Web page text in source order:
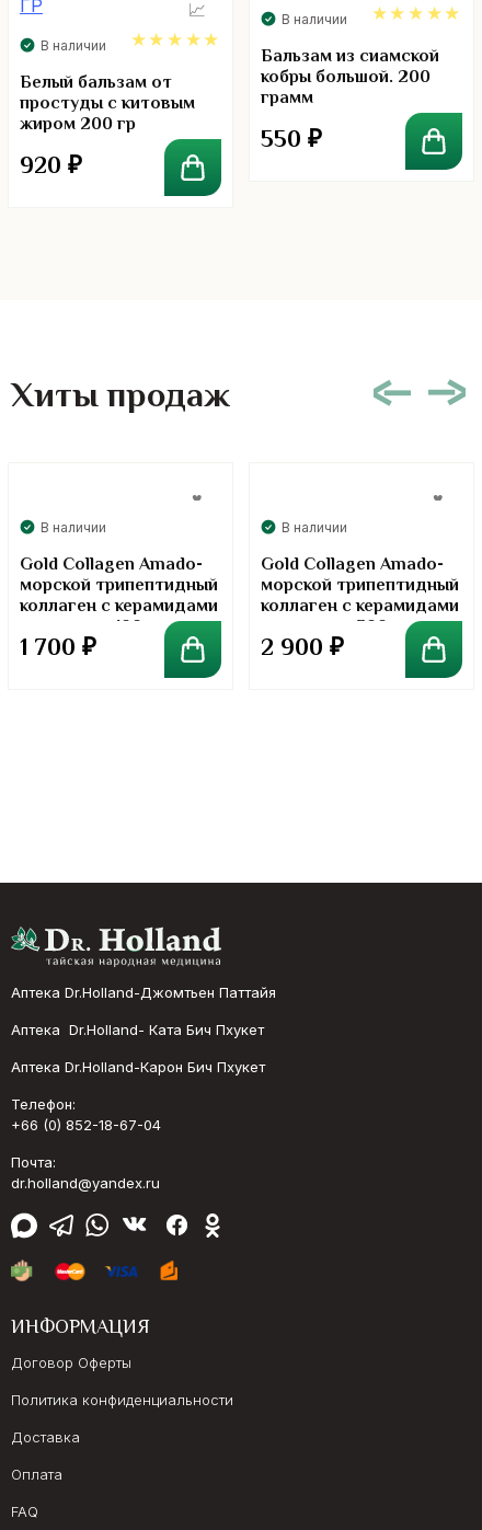
В наличии
5.00
Белый бальзам от
простуды с китовым
жиром 200 гр
920 ₽
В наличии
5.00
Бальзам из сиамской
кобры большой. 200
грамм
550 ₽
Хиты продаж
В наличии
Gold Collagen Amado-
морской трипептидный
коллаген с керамидами
в порошке. 100 грамм
1 700 ₽
В наличии
Gold Collagen Amado-
морской трипептидный
коллаген с керамидами
в порошке. 300 грамм
2 900 ₽
Аптека Dr.Holland-Джомтьен Паттайя
Аптека Dr.Holland- Ката Бич Пхукет
Аптека Dr.Holland-Карон Бич Пхукет
Телефон:
+66 (0) 852-18-67-04
Почта:
dr.holland@yandex.ru
ИНФОРМАЦИЯ
Договор Оферты
Политика конфиденциальности
Доставка
Оплата
FAQ